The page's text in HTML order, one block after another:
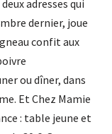
adresses qui
dernier, joue
confit aux
ou dîner, dans
Et Chez Mamie
: table jeune et